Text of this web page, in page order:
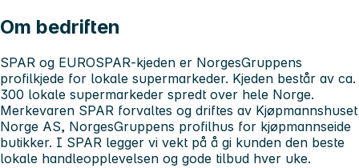
Om bedriften
SPAR og EUROSPAR-kjeden er NorgesGruppens
profilkjede for lokale supermarkeder. Kjeden består av ca.
300 lokale supermarkeder spredt over hele Norge.
Merkevaren SPAR forvaltes og driftes av Kjøpmannshuset
Norge AS, NorgesGruppens profilhus for kjøpmannseide
butikker. I SPAR legger vi vekt på å gi kunden den beste
lokale handleopplevelsen og gode tilbud hver uke.